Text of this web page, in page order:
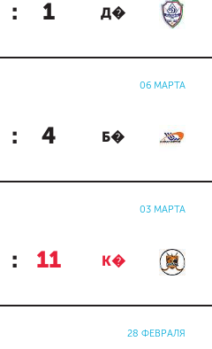
: 1 Д�
06 МАРТА
: 4 Б�
03 МАРТА
: 11 К�
28 ФЕВРАЛЯ